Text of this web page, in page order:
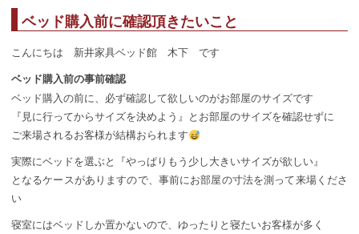
ベッド購入前に確認頂きたいこと
こんにちは 新井家具ベッド館 木下 です
ベッド購入前の事前確認
ベッド購入の前に、必ず確認して欲しいのがお部屋のサイズです
『見に行ってからサイズを決めよう』とお部屋のサイズを確認せずに
ご来場されるお客様が結構おられます
実際にベッドを選ぶと『やっぱりもう少し大きいサイズが欲しい』
となるケースがありますので、事前にお部屋の寸法を測って来場くださ
い
寝室にはベッドしか置かないので、ゆったりと寝たいお客様が多く